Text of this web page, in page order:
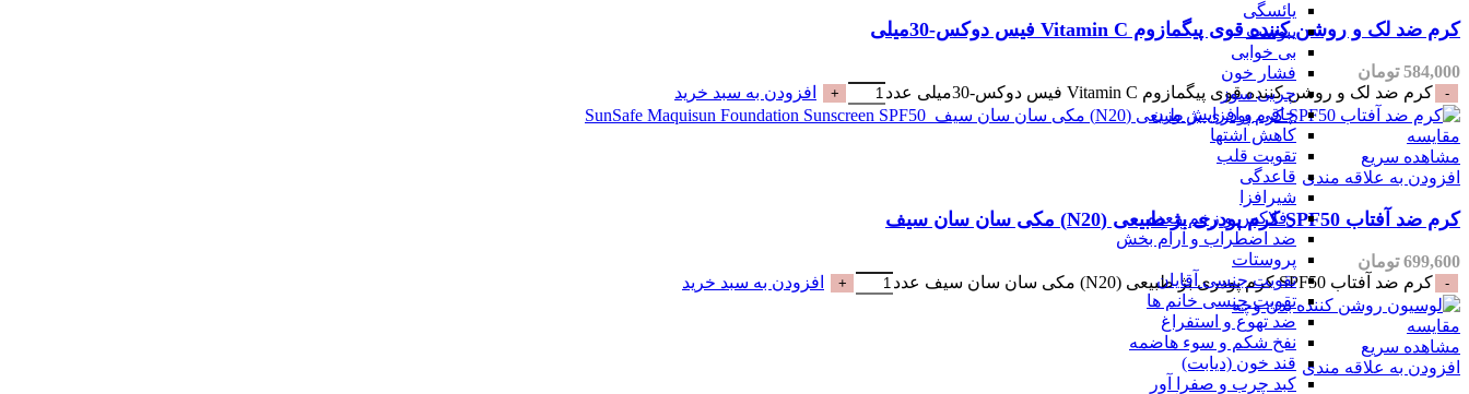
یائسگی
یبوست
بی خوابی
فشار خون
چربی سوز
چاقی و افزایش وزن
کاهش اشتها
تقویت قلب
قاعدگی
شیرافزا
رفلاکس و زخم معده
ضد اضطراب و آرام بخش
پروستات
تقویت جنسی آقایان
تقویت جنسی خانم ها
ضد تهوع و استفراغ
نفخ شکم و سوء هاضمه
قند خون (دیابت)
کبد چرب و صفرا آور
کرم ضد لک و روشن کننده قوی پیگمازوم Vitamin C فیس دوکس-30میلی
584,000 تومان
کرم ضد لک و روشن کننده قوی پیگمازوم Vitamin C فیس دوکس-30میلی عدد
افزودن به سبد خرید
مقایسه
مشاهده سریع
افزودن به علاقه مندی
کرم ضد آفتاب SPF50 کرم پودری بژ طبیعی (N20) مکی سان سان سیف
699,600 تومان
کرم ضد آفتاب SPF50 کرم پودری بژ طبیعی (N20) مکی سان سان سیف عدد
افزودن به سبد خرید
مقایسه
مشاهده سریع
افزودن به علاقه مندی